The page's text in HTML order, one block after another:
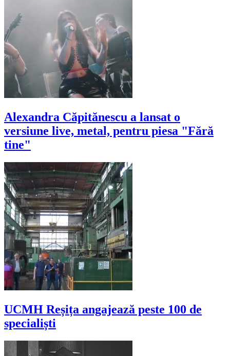
Alexandra Căpitănescu a lansat o
versiune live, metal, pentru piesa "Fără
tine"
UCMH Reșița angajează peste 100 de
specialiști